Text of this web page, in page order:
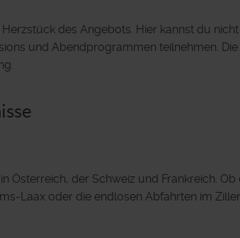
des Angebots. Hier kannst du
und Abendprogrammen teilnehmen.
Österreich, der Schweiz und Frankreich.
Laax oder die endlosen Abfahrten im